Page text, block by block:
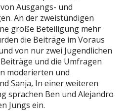
Ausgangs- und
An der zweistündigen
große Beteiligung mehr
die Beiträge im Voraus
von nur zwei Jugendlichen
und die Umfragen
moderierten und
Sanja, In einer weiteren
sprachen Ben und Alejandro
Jungs ein.